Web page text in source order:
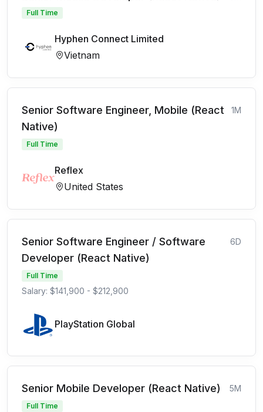
Full Time
Hyphen Connect Limited
Vietnam
Senior Software Engineer, Mobile (React
Native)
1M
Full Time
Reflex
United States
Senior Software Engineer / Software
Developer (React Native)
6D
Full Time
Salary: $141,900 - $212,900
PlayStation Global
Senior Mobile Developer (React Native) 5M
Full Time